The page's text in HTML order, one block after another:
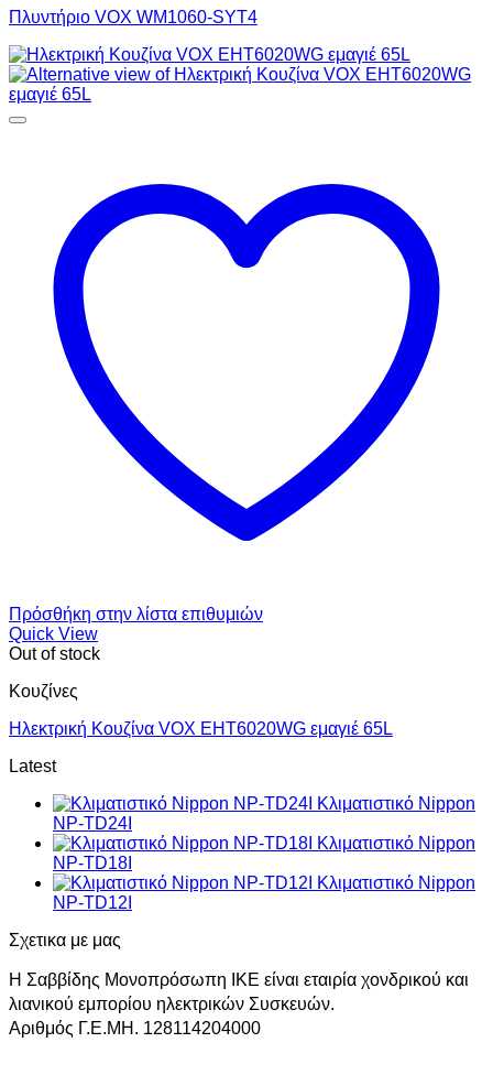
Πλυντήριο VOX WM1060-SYT4
Πρόσθήκη στην λίστα επιθυμιών
Quick View
Out of stock
Κουζίνες
Ηλεκτρική Κουζίνα VOX EHT6020WG εμαγιέ 65L
Latest
Κλιματιστικό Nippon
NP-TD24I
Κλιματιστικό Nippon
NP-TD18I
Κλιματιστικό Nippon
NP-TD12I
Σχετικα με μας
Η Σαββίδης Μονοπρόσωπη ΙΚΕ είναι εταιρία χονδρικού και
λιανικού εμπορίου ηλεκτρικών Συσκευών.
Αριθμός Γ.Ε.ΜΗ. 128114204000